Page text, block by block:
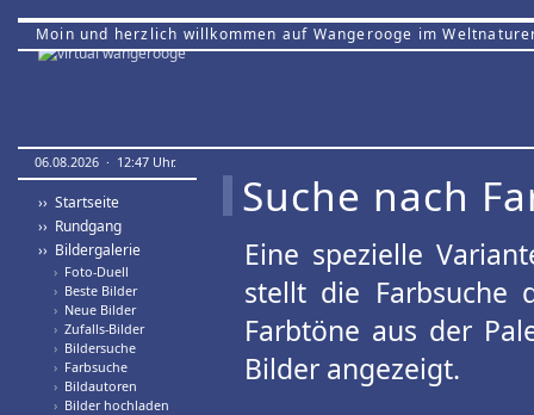
Moin und herzlich willkommen auf Wangerooge im
06.08.2026 · 12:47 Uhr.
›› Startseite
›› Rundgang
›› Bildergalerie
› Foto-Duell
› Beste Bilder
› Neue Bilder
› Zufalls-Bilder
› Bildersuche
› Farbsuche
› Bildautoren
› Bilder hochladen
Suche nach
Eine spezielle
stellt die Farbsuche
Farbtöne aus der
Bilder angezeigt.